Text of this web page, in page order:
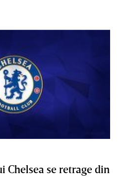
Chelsea se retrage din